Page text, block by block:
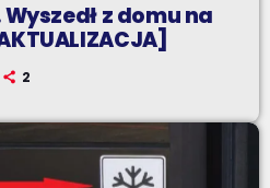
z domu na
2